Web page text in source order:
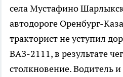
села Мустафино
автодороге Оренбург-
тракторист не уступил
ВАЗ-2111, в результате
столкновение. Водитель